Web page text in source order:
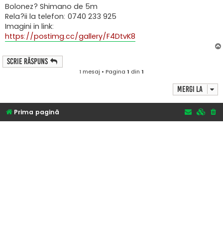
s
a
j
Bolonez? Shimano de 5m
Rela?ii la telefon: 0740 233 925
Imagini in link:
https://postimg.cc/gallery/F4DtvK8
Scrie răspuns
1 mesaj • Pagina 1 din 1
Mergi la
Prima pagină